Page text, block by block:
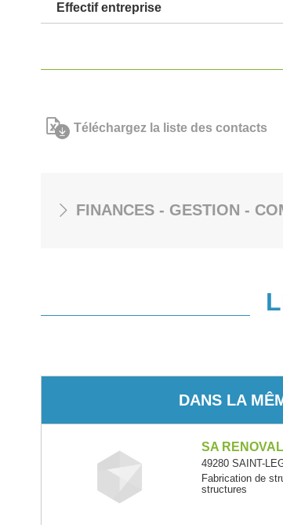
Effectif entreprise
Téléchargez la liste des contacts
FINANCES - GESTION -
DANS LA
SA RENOVAL
49280 SAINT-
Fabrication de
structures